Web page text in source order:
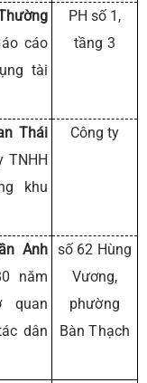
cáo
tài
PH số 1,
tầng 3
Thái
TNHH
khu
Công ty
Anh
năm
quan
dân
số 62 Hùng
Vương,
phường
Bàn Thạch